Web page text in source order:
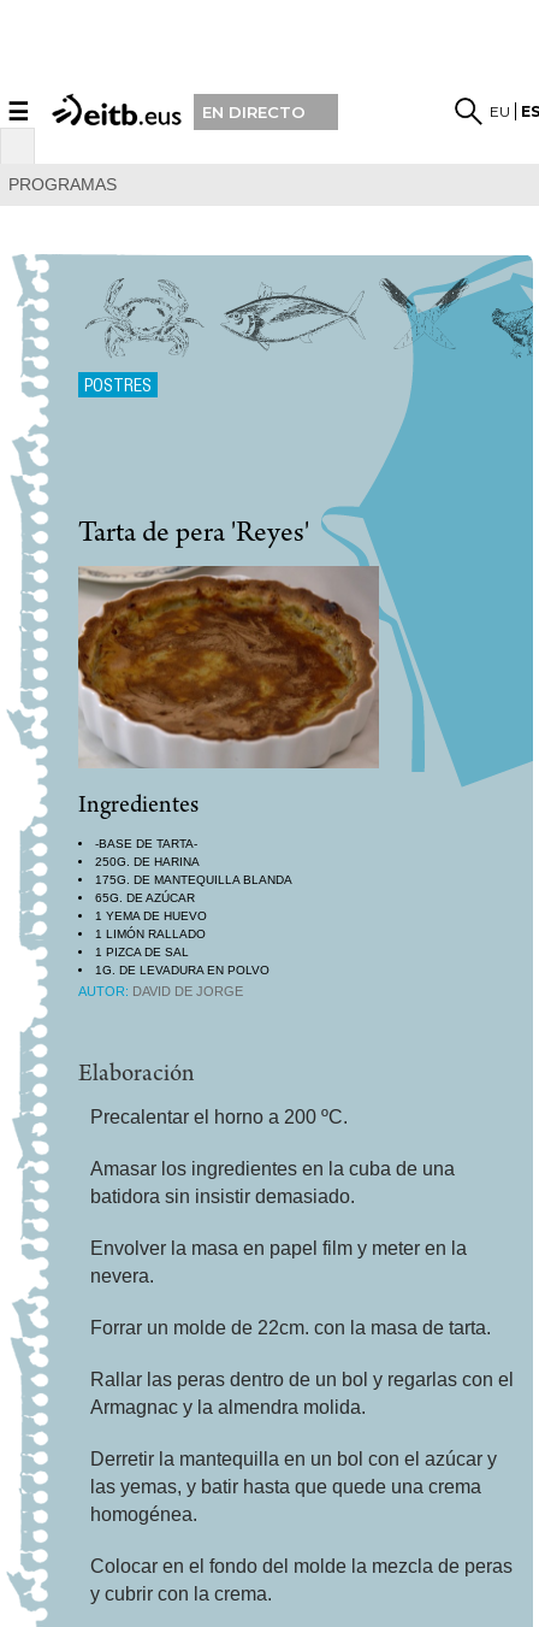
☰ EN DIRECTO EU
PROGRAMAS
POSTRES
Tarta de pera 'Reyes'
Ingredientes
-BASE DE TARTA-
250G. DE HARINA
175G. DE MANTEQUILLA BLANDA
65G. DE AZÚCAR
1 YEMA DE HUEVO
1 LIMÓN RALLADO
1 PIZCA DE SAL
1G. DE LEVADURA EN POLVO
1 HUEVO
1 CHORRETE DE BRANDY O ARMAGNAC
30G. DE ALMENDRA MOLIDA
80G. DE AZÚCAR
AUTOR: DAVID DE JORGE
Elaboración
Precalentar el horno a 200 ºC.
Amasar los ingredientes en la cuba de una
batidora sin insistir demasiado.
Envolver la masa en papel film y meter en la
nevera.
Forrar un molde de 22cm. con la masa de tarta.
Rallar las peras dentro de un bol y regarlas con el
Armagnac y la almendra molida.
Derretir la mantequilla en un bol con el azúcar y
las yemas, y batir hasta que quede una crema
homogénea.
Colocar en el fondo del molde la mezcla de peras
y cubrir con la crema.